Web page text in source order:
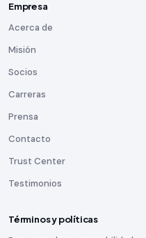
Empresa
Acerca de
Misión
Socios
Carreras
Prensa
Contacto
Trust Center
Testimonios
Términos y políticas